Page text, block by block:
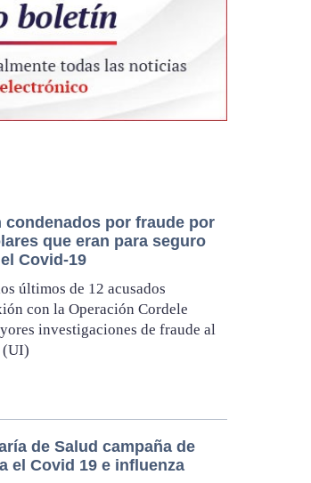
condenados por fraude por
que eran para seguro
Covid-19
últimos de 12 acusados
con la Operación Cordele
investigaciones de fraude al
(UI)
de Salud campaña de
el Covid 19 e influenza